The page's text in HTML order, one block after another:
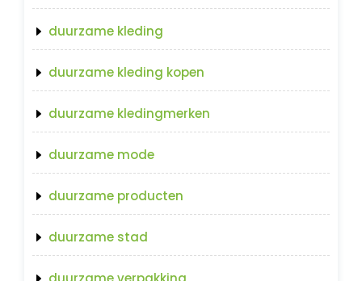
duurzame kleding
duurzame kleding kopen
duurzame kledingmerken
duurzame mode
duurzame producten
duurzame stad